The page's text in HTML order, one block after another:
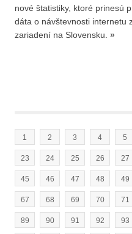
nové štatistiky, ktoré prinesú
dáta o návštevnosti internetu
zariadení na Slovensku. »
1 2 3 4 5
23 24 25 26 27
45 46 47 48 49
67 68 69 70 71
89 90 91 92 93